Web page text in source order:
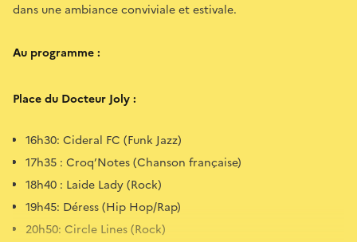
dans une ambiance conviviale et estivale.
Au programme :
Place du Docteur Joly :
16h30: Cideral FC (Funk Jazz)
17h35 : Croq’Notes (Chanson française)
18h40 : Laide Lady (Rock)
19h45: Déress (Hip Hop/Rap)
20h50: Circle Lines (Rock)